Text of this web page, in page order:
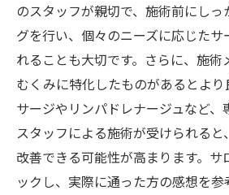
のスタッフが親切で、施術前にし
グを行い、個々のニーズに応じたサ
れることも大切です。さらに、施術
むくみに特化したものがあるとよ
サージやリンパドレナージュなど、
スタッフによる施術が受けられる
改善できる可能性が高まります。サ
ックし、実際に通った方の感想を